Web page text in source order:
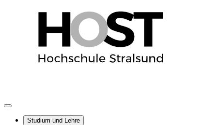
Studium und Lehre